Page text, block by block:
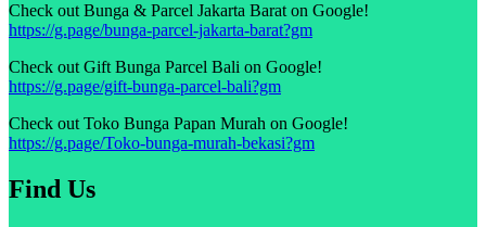
Check out Bunga & Parcel Jakarta Barat on Google!
https://g.page/bunga-parcel-jakarta-barat?gm
Check out Gift Bunga Parcel Bali on Google!
https://g.page/gift-bunga-parcel-bali?gm
Check out Toko Bunga Papan Murah on Google!
https://g.page/Toko-bunga-murah-bekasi?gm
Find Us